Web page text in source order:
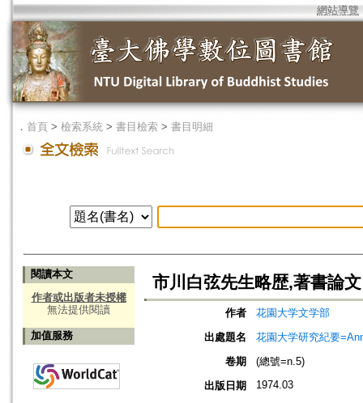
網站導覽
． 首頁 > 檢索系統 > 書目檢索 > 書目明細
閱讀本文
作者或出版者未授權
無法提供閱讀
加值服務
市川白弦先生略歴,著書論
作者
花園大学文学部
出處題名
花園大学研究紀要
卷期
(總號=n.5)
出版日期
1974.03